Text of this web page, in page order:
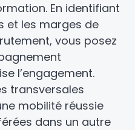
En identifiant
et les marges de
vous posez
l’engagement.
transversales
mobilité réussie
dans un autre